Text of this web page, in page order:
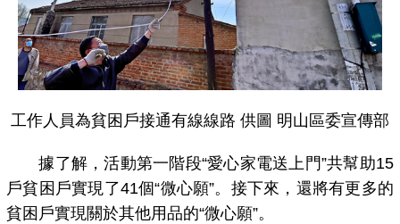
工作人員為貧困戶接通有線線路 供圖 明山區委宣傳部
據了解，活動第一階段“愛心家電送上門”共幫助15
戶貧困戶實現了41個“微心願”。接下來，還將有更多的
貧困戶實現關於其他用品的“微心願”。